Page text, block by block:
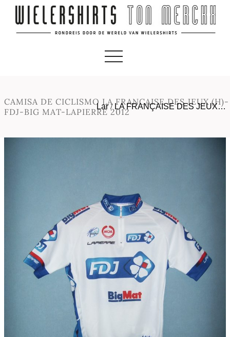
CAMISA DE CICLISMO LA FRANCAISE DES JEUX (H)-
FDJ-BIG MAT-LAPIERRE 2012
Lar/ LA FRANÇAISE DES JEUX…